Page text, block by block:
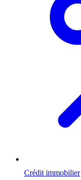
Crédit immobilier